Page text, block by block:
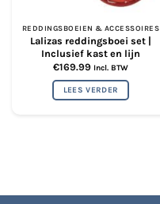
REDDINGSBOEIEN & ACCESSOIRES
Lalizas reddingsboei set |
Inclusief kast en lijn
€169.99 Incl. BTW
LEES VERDER